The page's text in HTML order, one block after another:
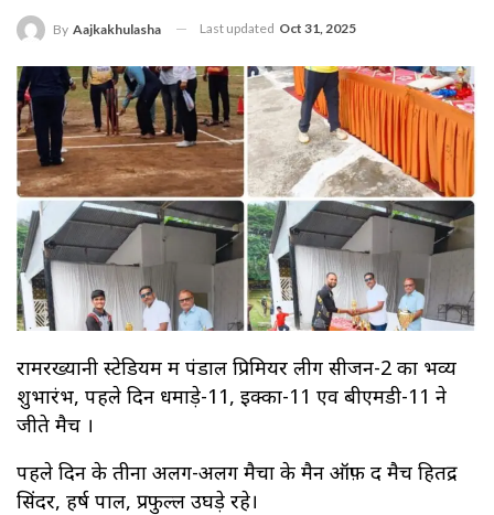
By Aajkakhulasha Last updated Oct 31, 2025
रामरख्यानी स्टेडियम में पंडाल प्रिमियर लीग सीजन-2 का भव्य
शुभारंभ, पहले दिन धमाड़े-11, इक्का-11 एव बीएमडी-11 ने
जीते मैच ।
पहले दिन के तीनों अलग-अलग मैचों के मैन ऑफ़ द मैच हितेंद्र
सिंदर, हर्ष पाल, प्रफुल्ल उघड़े रहे।